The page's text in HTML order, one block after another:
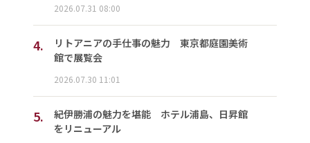
2026.07.31 08:00
4.
リトアニアの手仕事の魅力 東京都庭園美術
館で展覧会
2026.07.30 11:01
5.
紀伊勝浦の魅力を堪能 ホテル浦島、日昇館
をリニューアル